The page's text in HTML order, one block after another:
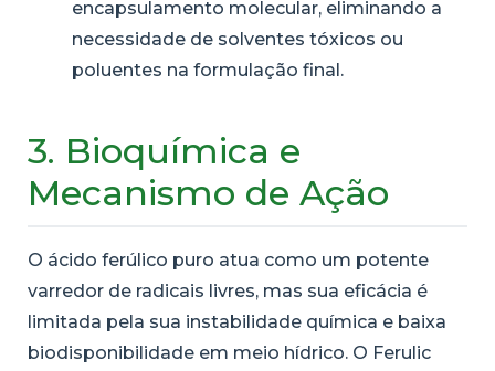
encapsulamento molecular, eliminando a
necessidade de solventes tóxicos ou
poluentes na formulação final.
3. Bioquímica e
Mecanismo de Ação
O ácido ferúlico puro atua como um potente
varredor de radicais livres, mas sua eficácia é
limitada pela sua instabilidade química e baixa
biodisponibilidade em meio hídrico. O Ferulic